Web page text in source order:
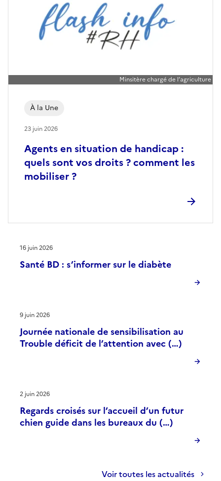
Agents en situation de handicap :
quels sont vos droits ? comment les
mobiliser ?
À la Une
23 juin 2026
Minsitère chargé de l’agriculture
Santé BD : s’informer sur le diabète
16 juin 2026
Journée nationale de sensibilisation au
Trouble déficit de l’attention avec (…)
9 juin 2026
Regards croisés sur l’accueil d’un futur
chien guide dans les bureaux du (…)
2 juin 2026
Voir toutes les actualités